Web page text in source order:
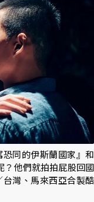
同的伊斯蘭國家』和
？他們就拍拍屁股回國
台灣、馬來西亞合製酷